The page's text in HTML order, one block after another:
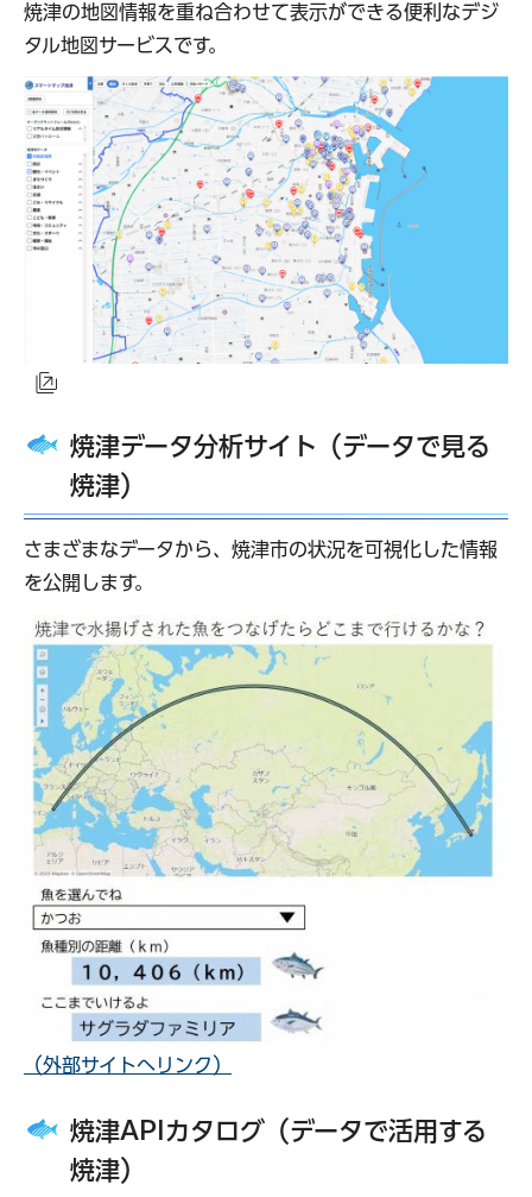
焼津の地図情報を重ね合わせて表示ができる便利なデジ
タル地図サービスです。
焼津データ分析サイト（データで見る
焼津）
さまざまなデータから、焼津市の状況を可視化した情報
を公開します。
（外部サイトへリンク）
焼津APIカタログ（データで活用する
焼津）